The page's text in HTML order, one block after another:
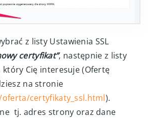
z listy Ustawienia SSL
certyfikat”, następnie z listy
Cię interesuje (Ofertę
na stronie
certyfikaty_ssl.html).
tj. adres strony oraz dane